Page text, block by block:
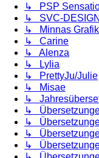
↳ PSP
↳ SVC-
↳ Minnas Grafik
↳ Carine
↳ Alenza
↳ Lylia
↳ PrettyJu/Julie
↳ Misae
↳
↳
↳
↳
↳